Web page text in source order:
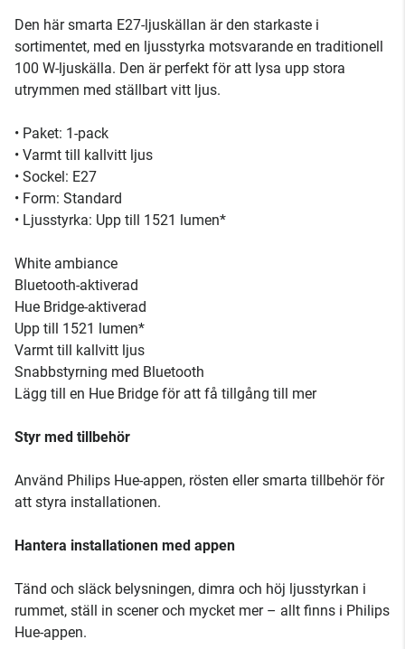
Den här smarta E27-ljuskällan är den starkaste i
sortimentet, med en ljusstyrka motsvarande en traditionell
100 W-ljuskälla. Den är perfekt för att lysa upp stora
utrymmen med ställbart vitt ljus.
• Paket: 1-pack
• Varmt till kallvitt ljus
• Sockel: E27
• Form: Standard
• Ljusstyrka: Upp till 1521 lumen*
White ambiance
Bluetooth-aktiverad
Hue Bridge-aktiverad
Upp till 1521 lumen*
Varmt till kallvitt ljus
Snabbstyrning med Bluetooth
Lägg till en Hue Bridge för att få tillgång till mer
Styr med tillbehör
Använd Philips Hue-appen, rösten eller smarta tillbehör för
att styra installationen.
Hantera installationen med appen
Tänd och släck belysningen, dimra och höj ljusstyrkan i
rummet, ställ in scener och mycket mer – allt finns i Philips
Hue-appen.